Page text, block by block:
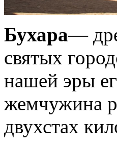
Бухара—
святых
нашей эры
жемчужина
двухстах